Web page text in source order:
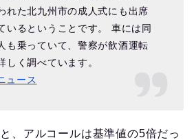
れた北九州市の成人式にも出席
いるということです。 車には同
も乗っていて、警察が飲酒運転
しく調べています。
ュース
、アルコールは基準値の5倍だっ